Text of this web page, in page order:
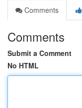
Comments
Comments
Submit a Comment
No HTML